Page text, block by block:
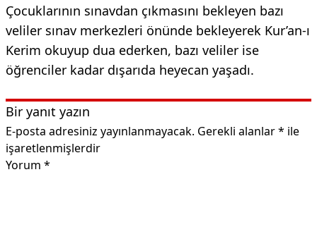
Çocuklarının sınavdan çıkmasını bekleyen bazı
veliler sınav merkezleri önünde bekleyerek Kur’an-ı
Kerim okuyup dua ederken, bazı veliler ise
öğrenciler kadar dışarıda heyecan yaşadı.
Bir yanıt yazın
E-posta adresiniz yayınlanmayacak. Gerekli alanlar* ile
işaretlenmişlerdir
Yorum *